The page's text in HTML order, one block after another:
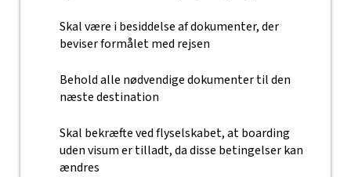
Skal være i besiddelse af dokumenter, der
beviser formålet med rejsen
Behold alle nødvendige dokumenter til den
næste destination
Skal bekræfte ved flyselskabet, at boarding
uden visum er tilladt, da disse betingelser kan
ændres